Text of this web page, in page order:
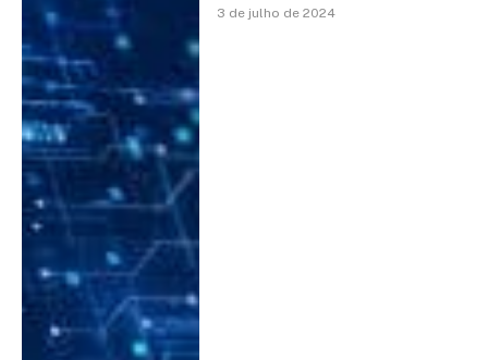
3 de julho de 2024